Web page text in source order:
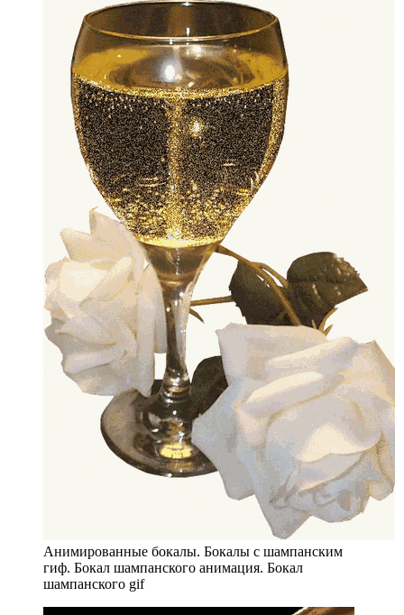
Анимированные бокалы. Бокалы с шампанским
гиф. Бокал шампанского анимация. Бокал
шампанского gif